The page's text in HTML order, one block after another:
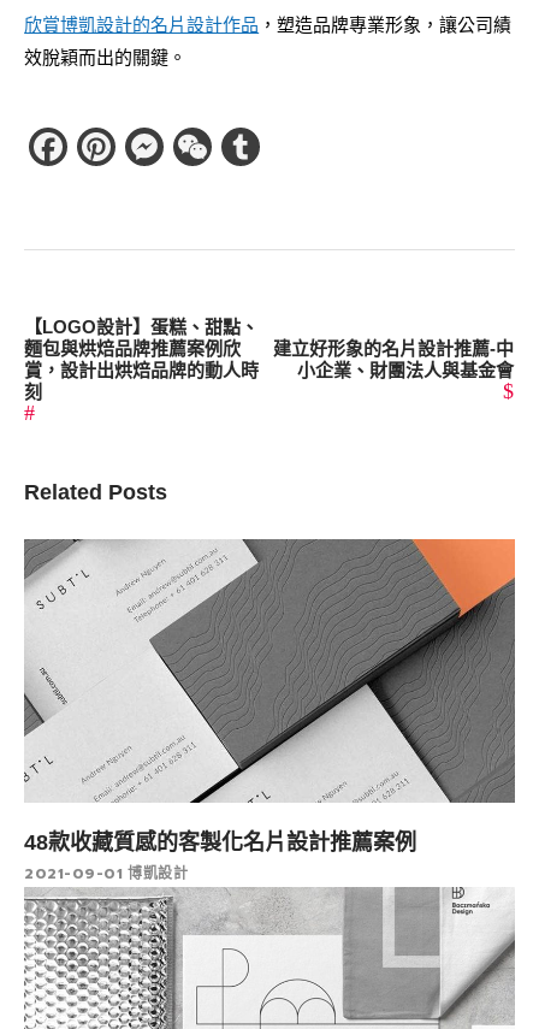
欣賞博凱設計的名片設計作品 ，塑造品牌專業形象，讓公司績
效脫穎而出的關鍵。
Facebook
Pinterest
Messenger
WeChat
【LOGO設計】蛋糕、甜點、
麵包與烘焙品牌推薦案例欣
賞，設計出烘焙品牌的動人時
刻
建立好形象的名片設計推薦-中
小企業、財團法人與基金會
Related Posts
48款收藏質感的客製化名片設計推薦案例
2021-09-01 博凱設計